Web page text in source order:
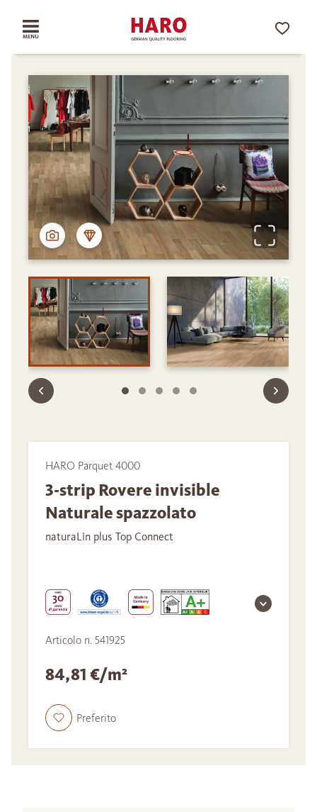
HARO Parquet 4000
3-strip Rovere invisible
Naturale spazzolato
naturaLin plus Top Connect
Articolo n. 541925
84,81 €/m²
Preferito